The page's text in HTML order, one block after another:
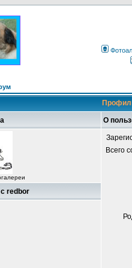
О
Всего
с redbor